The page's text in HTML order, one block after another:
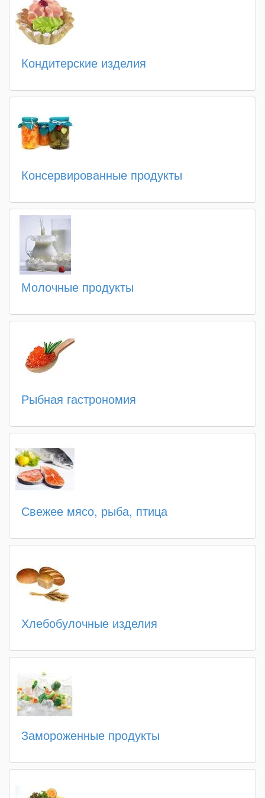
Кондитерские изделия
Консервированные продукты
Молочные продукты
Рыбная гастрономия
Свежее мясо, рыба, птица
Хлебобулочные изделия
Замороженные продукты